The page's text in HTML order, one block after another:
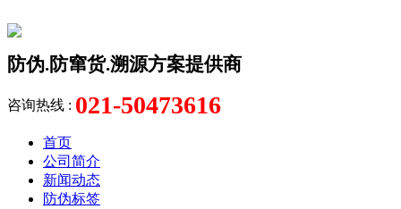
防伪.防窜货.溯源方案提供商
咨询热线 : 021-50473616
首页
公司简介
新闻动态
防伪标签